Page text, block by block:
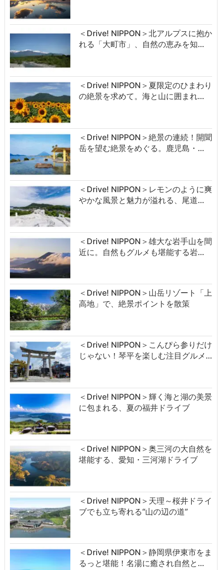
＜Drive! NIPPON＞北アルプスに抱か
れる「大町市」、自然の恵みを知…
＜Drive! NIPPON＞夏限定のひまわり
の絶景を求めて。海と山に囲まれ…
＜Drive! NIPPON＞絶景の連続！開聞
岳を望む絶景をめぐる。鹿児島・…
＜Drive! NIPPON＞レモンのように爽
やかな風景と魅力が溢れる、尾道…
＜Drive! NIPPON＞雄大な岩手山を間
近に。自然もグルメも堪能する岩…
＜Drive! NIPPON＞山岳リゾート「上
高地」で、絶景ポイントを散策
＜Drive! NIPPON＞こんぴら参りだけ
じゃない！琴平を楽しむ注目グルメ…
＜Drive! NIPPON＞輝く海と湖の美景
に包まれる、夏の福井ドライブ
＜Drive! NIPPON＞奥三河の大自然を
堪能する、愛知・三河湖ドライブ
＜Drive! NIPPON＞天理～桜井ドライ
ブでも立ち寄れる“山の辺の道”
＜Drive! NIPPON＞静岡県伊東市をま
るっと堪能！名湯に癒され自然と…